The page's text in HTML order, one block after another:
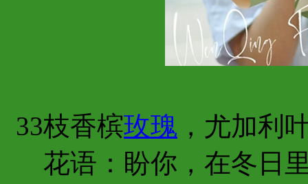
33枝香槟玫瑰 ，尤加利
花语：盼你，在冬日